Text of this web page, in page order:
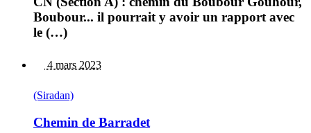
Boubour... il pourrait y avoir un rapport avec
le (…)
4 mars 2023
(Siradan)
Chemin de Barradet